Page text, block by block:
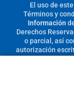
El uso de
Términos y
Información
Derechos
o parcial, así
autorización